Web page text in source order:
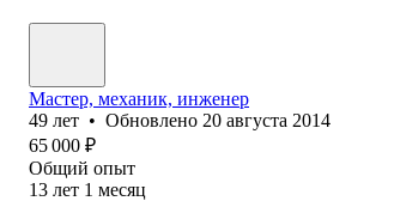
Мастер, механик, инженер
49 лет • Обновлено 20 августа 2014
65 000 ₽
Общий опыт
13 лет 1 месяц